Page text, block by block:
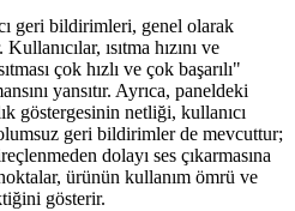
geri bildirimleri, genel olarak
ısıtma hızını ve
çok hızlı ve çok başarılı"
yansıtır. Ayrıca, paneldeki
göstergesinin netliği, kullanıcı
geri bildirimler de mevcuttur;
dolayı ses çıkarmasına
ürünün kullanım ömrü ve
gösterir.